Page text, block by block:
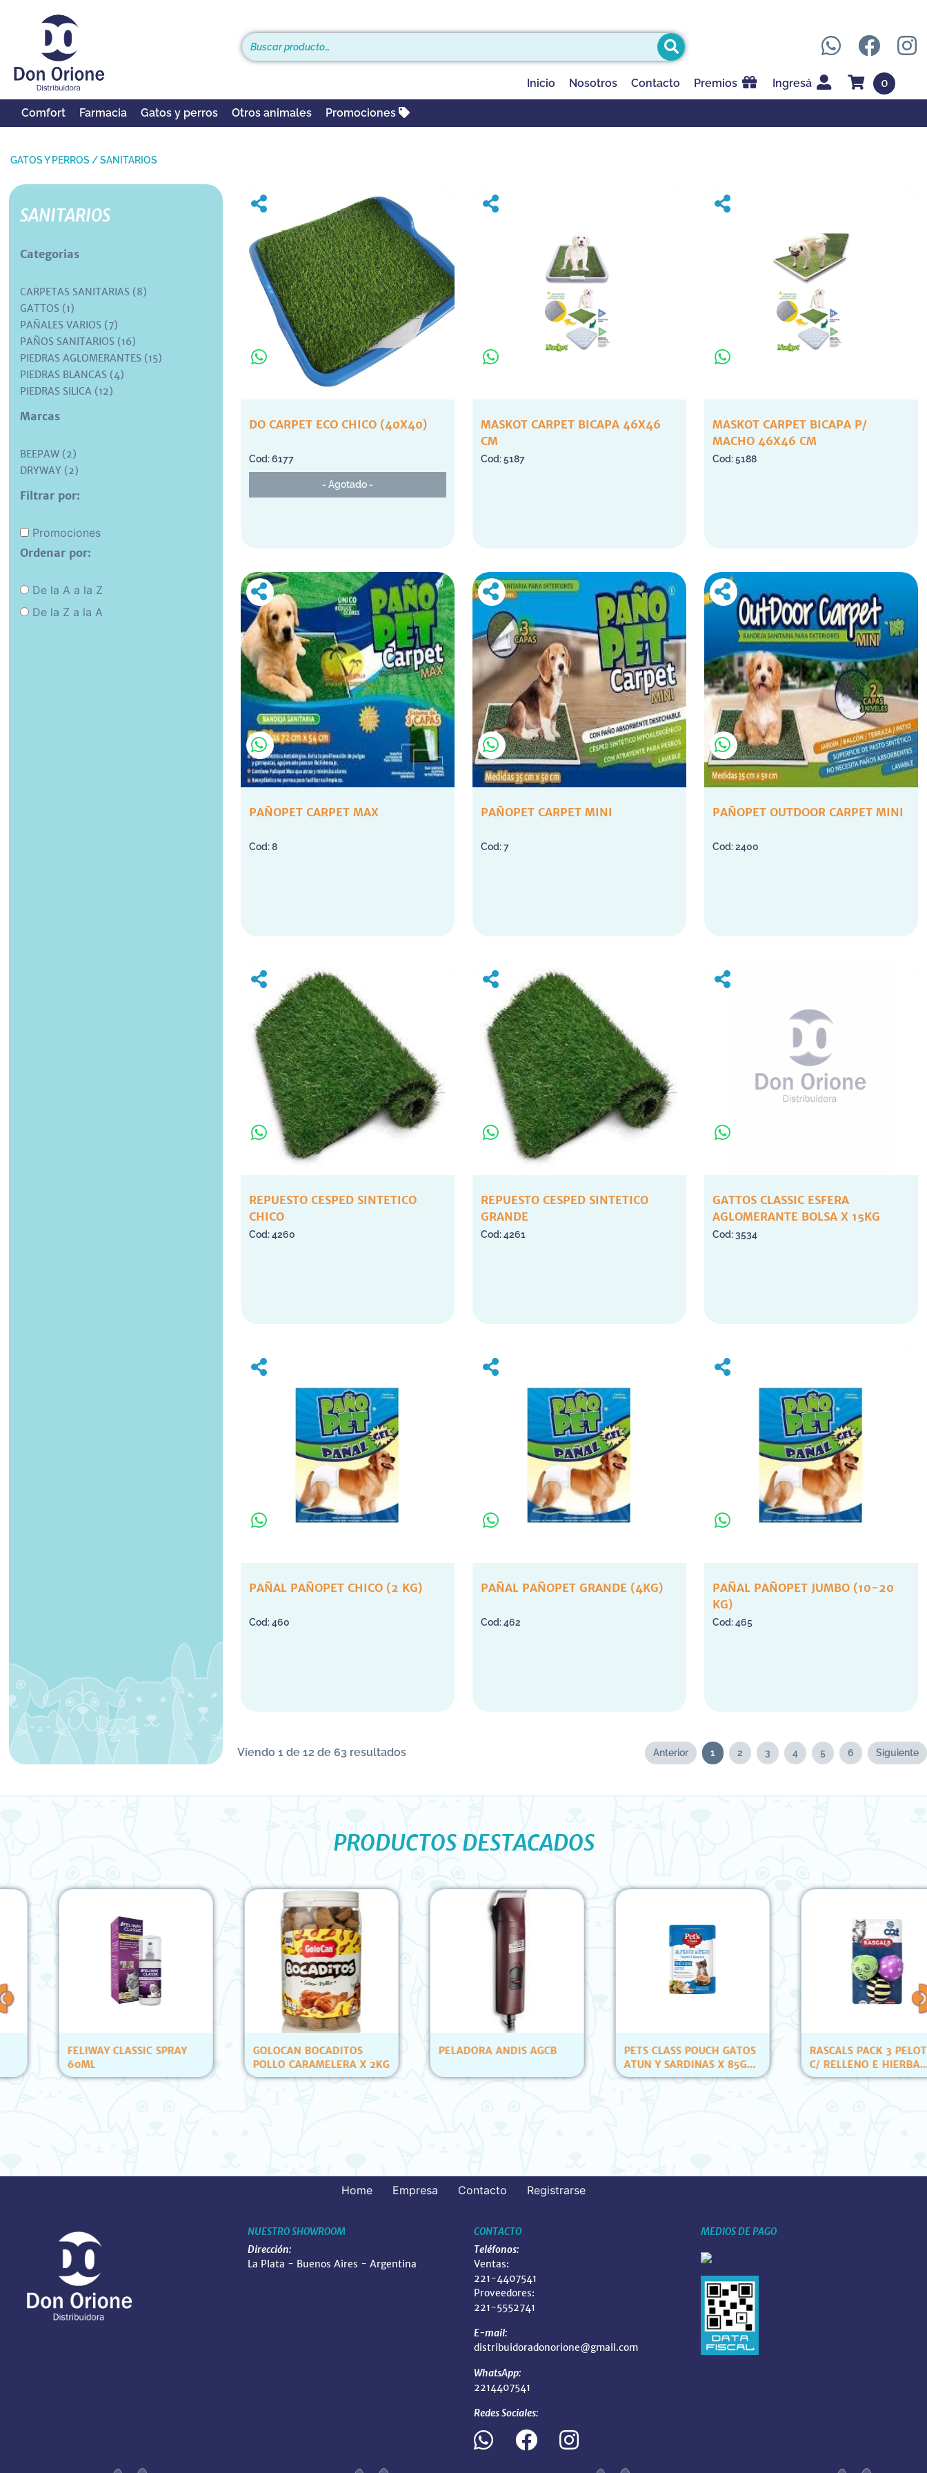
Inicio Nosotros Contacto Premios Ingresá 0
Comfort Farmacia Gatos y perros Otros animales Promociones
GATOS Y PERROS /SANITARIOS
SANITARIOS
Categorias
CARPETAS SANITARIAS (8)
GATTOS (1)
PAÑALES VARIOS (7)
PAÑOS SANITARIOS (16)
PIEDRAS AGLOMERANTES (15)
PIEDRAS BLANCAS (4)
PIEDRAS SILICA (12)
Marcas
BEEPAW (2)
DRYWAY (2)
Filtrar por:
Promociones
Ordenar por:
De la A a la Z
De la Z a la A
DO CARPET ECO CHICO (40X40)
6177
- Agotado -
MASKOT CARPET BICAPA 46X46
CM
5187
MASKOT CARPET BICAPA P/
MACHO 46X46 CM
5188
PAÑOPET CARPET MAX
8
PAÑOPET CARPET MINI
7
PAÑOPET OUTDOOR CARPET MINI
2400
REPUESTO CESPED SINTETICO
CHICO
4260
REPUESTO CESPED SINTETICO
GRANDE
4261
GATTOS CLASSIC ESFERA
AGLOMERANTE BOLSA X 15KG
3534
PAÑAL PAÑOPET CHICO (2 KG)
460
PAÑAL PAÑOPET GRANDE (4KG)
462
PAÑAL PAÑOPET JUMBO (10-20
KG)
465
Viendo 1 de 12 de 63 resultados Anterior 1 2 3 4 5 6 Siguiente
PRODUCTOS DESTACADOS
FELIWAY CLASSIC SPRAY
60ML
GOLOCAN BOCADITOS
POLLO CARAMELERA X 2KG
PELADORA ANDIS AGCB
PETS CLASS POUCH GATOS
ATUN Y SARDINAS X 85GR
(12 UNID)
RASCALS PACK 3 PELOTAS
C/ RELLENO E HIERBA
(YT80007)
Home Empresa Contacto Registrarse
NUESTRO SHOWROOM
Dirección:
La Plata - Buenos Aires - Argentina
CONTACTO
Teléfonos:
Ventas:
221-4407541
Proveedores:
221-5552741
E-mail:
distribuidoradonorione@gmail.com
WhatsApp:
2214407541
Redes Sociales:
MEDIOS DE PAGO